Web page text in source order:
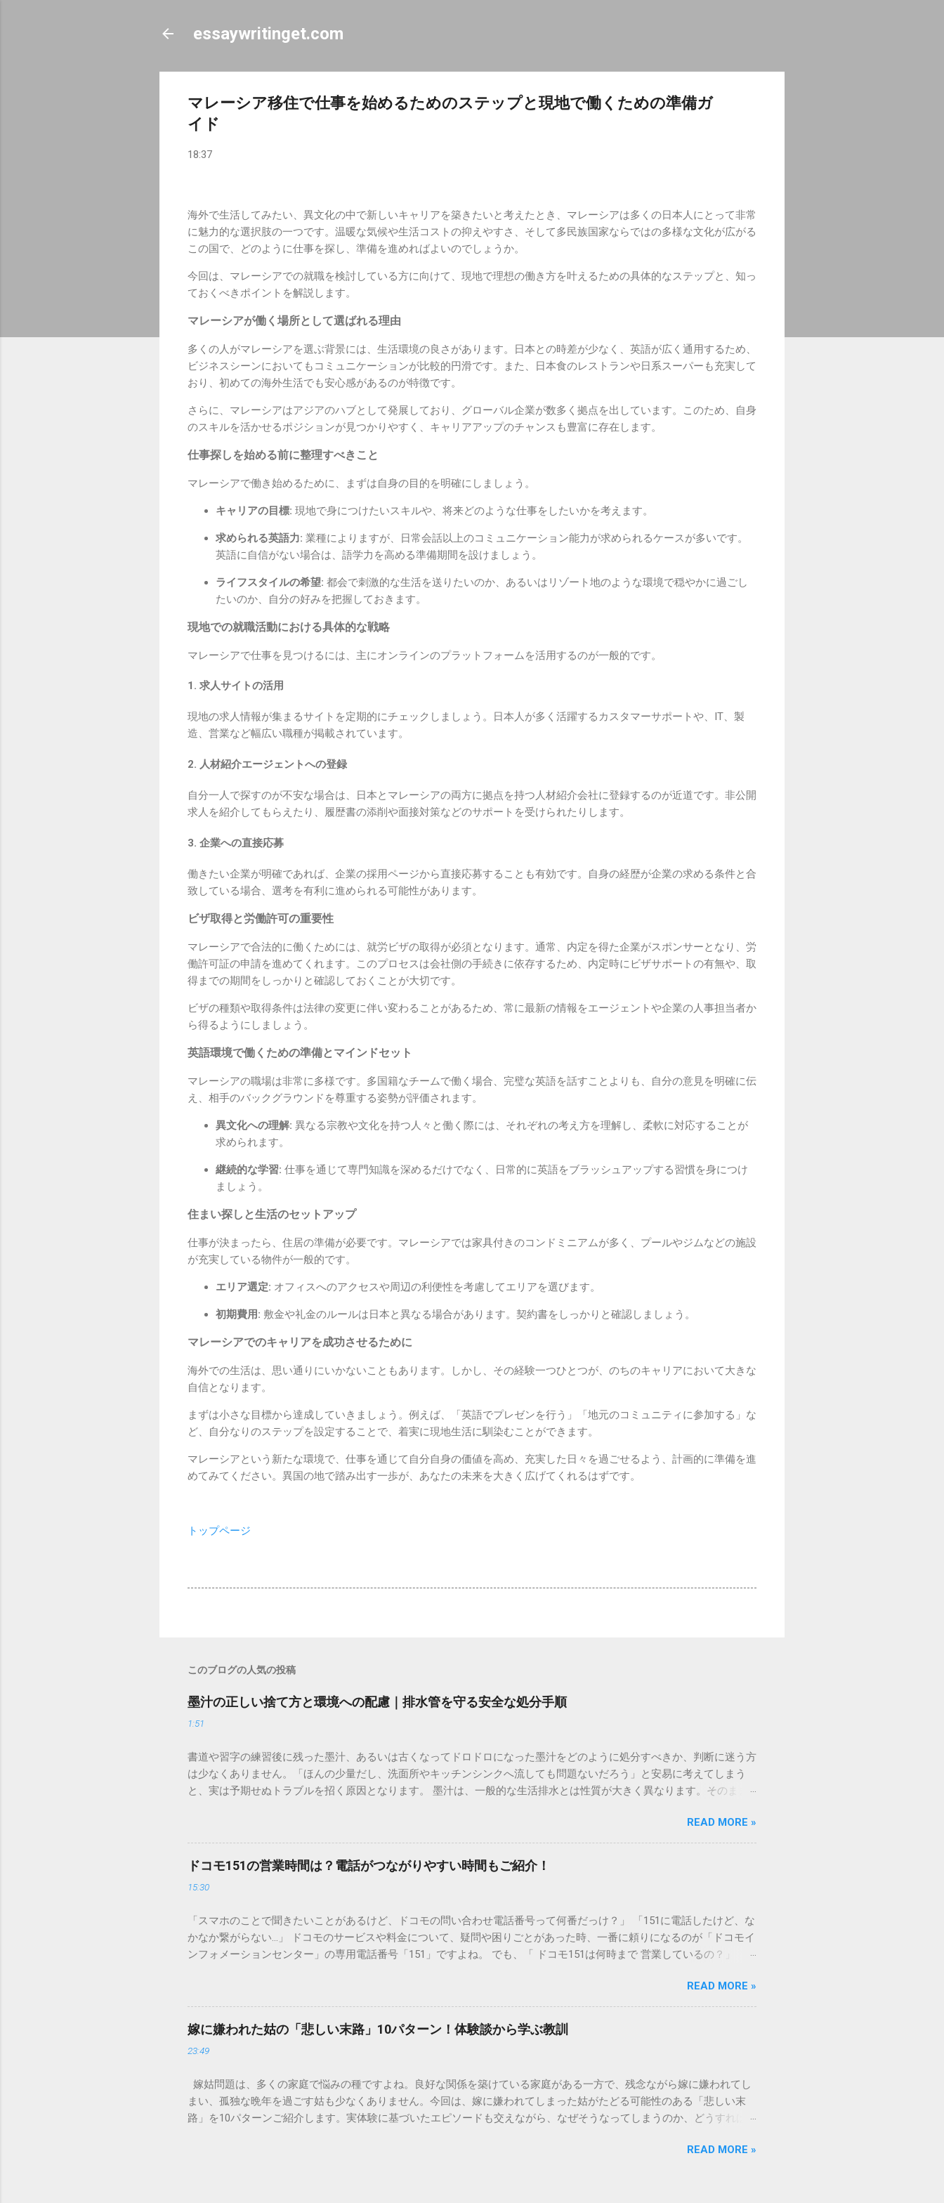
essaywritinget.com
マレーシア移住で仕事を始めるためのステップと現地で働くための準備ガ
イド
18:37
海外で生活してみたい、異文化の中で新しいキャリアを築きたいと考えたとき、マレーシアは多くの日本人にとって非常
に魅力的な選択肢の一つです。温暖な気候や生活コストの抑えやすさ、そして多民族国家ならではの多様な文化が広がる
この国で、どのように仕事を探し、準備を進めればよいのでしょうか。
今回は、マレーシアでの就職を検討している方に向けて、現地で理想の働き方を叶えるための具体的なステップと、知っ
ておくべきポイントを解説します。
マレーシアが働く場所として選ばれる理由
多くの人がマレーシアを選ぶ背景には、生活環境の良さがあります。日本との時差が少なく、英語が広く通用するため、
ビジネスシーンにおいてもコミュニケーションが比較的円滑です。また、日本食のレストランや日系スーパーも充実して
おり、初めての海外生活でも安心感があるのが特徴です。
さらに、マレーシアはアジアのハブとして発展しており、グローバル企業が数多く拠点を出しています。このため、自身
のスキルを活かせるポジションが見つかりやすく、キャリアアップのチャンスも豊富に存在します。
仕事探しを始める前に整理すべきこと
マレーシアで働き始めるために、まずは自身の目的を明確にしましょう。
キャリアの目標: 現地で身につけたいスキルや、将来どのような仕事をしたいかを考えます。
求められる英語力: 業種によりますが、日常会話以上のコミュニケーション能力が求められるケースが多いです。
英語に自信がない場合は、語学力を高める準備期間を設けましょう。
ライフスタイルの希望: 都会で刺激的な生活を送りたいのか、あるいはリゾート地のような環境で穏やかに過ごし
たいのか、自分の好みを把握しておきます。
現地での就職活動における具体的な戦略
マレーシアで仕事を見つけるには、主にオンラインのプラットフォームを活用するのが一般的です。
1. 求人サイトの活用
現地の求人情報が集まるサイトを定期的にチェックしましょう。日本人が多く活躍するカスタマーサポートや、IT、製
造、営業など幅広い職種が掲載されています。
2. 人材紹介エージェントへの登録
自分一人で探すのが不安な場合は、日本とマレーシアの両方に拠点を持つ人材紹介会社に登録するのが近道です。非公開
求人を紹介してもらえたり、履歴書の添削や面接対策などのサポートを受けられたりします。
3. 企業への直接応募
働きたい企業が明確であれば、企業の採用ページから直接応募することも有効です。自身の経歴が企業の求める条件と合
致している場合、選考を有利に進められる可能性があります。
ビザ取得と労働許可の重要性
マレーシアで合法的に働くためには、就労ビザの取得が必須となります。通常、内定を得た企業がスポンサーとなり、労
働許可証の申請を進めてくれます。このプロセスは会社側の手続きに依存するため、内定時にビザサポートの有無や、取
得までの期間をしっかりと確認しておくことが大切です。
ビザの種類や取得条件は法律の変更に伴い変わることがあるため、常に最新の情報をエージェントや企業の人事担当者か
ら得るようにしましょう。
英語環境で働くための準備とマインドセット
マレーシアの職場は非常に多様です。多国籍なチームで働く場合、完璧な英語を話すことよりも、自分の意見を明確に伝
え、相手のバックグラウンドを尊重する姿勢が評価されます。
異文化への理解: 異なる宗教や文化を持つ人々と働く際には、それぞれの考え方を理解し、柔軟に対応することが
求められます。
継続的な学習: 仕事を通じて専門知識を深めるだけでなく、日常的に英語をブラッシュアップする習慣を身につけ
ましょう。
住まい探しと生活のセットアップ
仕事が決まったら、住居の準備が必要です。マレーシアでは家具付きのコンドミニアムが多く、プールやジムなどの施設
が充実している物件が一般的です。
エリア選定: オフィスへのアクセスや周辺の利便性を考慮してエリアを選びます。
初期費用: 敷金や礼金のルールは日本と異なる場合があります。契約書をしっかりと確認しましょう。
マレーシアでのキャリアを成功させるために
海外での生活は、思い通りにいかないこともあります。しかし、その経験一つひとつが、のちのキャリアにおいて大きな
自信となります。
まずは小さな目標から達成していきましょう。例えば、「英語でプレゼンを行う」「地元のコミュニティに参加する」な
ど、自分なりのステップを設定することで、着実に現地生活に馴染むことができます。
マレーシアという新たな環境で、仕事を通じて自分自身の価値を高め、充実した日々を過ごせるよう、計画的に準備を進
めてみてください。異国の地で踏み出す一歩が、あなたの未来を大きく広げてくれるはずです。
トップページ
このブログの人気の投稿
墨汁の正しい捨て方と環境への配慮｜排水管を守る安全な処分手順
1:51
書道や習字の練習後に残った墨汁、あるいは古くなってドロドロになった墨汁をどのように処分すべきか、判断に迷う方
は少なくありません。「ほんの少量だし、洗面所やキッチンシンクへ流しても問題ないだろう」と安易に考えてしまう
と、実は予期せぬトラブルを招く原因となります。 墨汁は、一般的な生活排水とは性質が大きく異なります。そのまま
は、墨汁を安全かつ環境に優しい方法で処分するための手順と、容器を適切に分別する方法を徹底解説します。 墨汁を
「排水口に流してはいけない」3つの理由 墨汁の主成分は「煤（すす）」と「膠（にかわ）」、そして水です。これらは
非常に微細かつ独特の粘性を持っているため、下水処理や配管維持の観点から以下の問題が発生します。 1. 環境への深
刻な負荷 墨汁に含まれる煤の粒子は極めて微細です。現代の排水処理施設であっても、これらの微粒子を完全に分解・
除去することは容易ではありません。大量に流し続けると河川や海まで到達し、水質の濁りや生態系へ悪影響を及ぼすリ
質があります。排水管内で墨汁が冷えて付着すると、管の通り道を狭め、深刻な詰まりを引き起こします。特に築年数が
経過した住宅では配管トラブルが起きやすく、修理費用が高額になるケースも珍しくありません。 3. 頑固なシミと汚れ
の沈着 陶器やホーロー製のシンクに墨汁が付着すると、細かい粒子が素材の隙間に入り込み、取れない黒ずみとなりま
原因となります。 環境を守る！家庭でできる正しい墨汁の捨て方 家庭で墨汁を処分する際は、「液体として流さない」
ことが絶対ルールです。以下のいずれかの方法で「固形物」として処分してください。 手順1：新聞紙や古布に吸わせて
「可燃ごみ」へ 最も手軽で確実な方法は、液体を布や紙に吸わせて固形物に変えることです。 準備するもの： 古新聞、
READ MORE »
ドコモ151の営業時間は？電話がつながりやすい時間もご紹介！
15:30
「スマホのことで聞きたいことがあるけど、ドコモの問い合わせ電話番号って何番だっけ？」 「151に電話したけど、な
かなか繋がらない…」 ドコモのサービスや料金について、疑問や困りごとがあった時、一番に頼りになるのが「ドコモイ
ンフォメーションセンター」の専用電話番号「151」ですよね。 でも、「 ドコモ151は何時まで 営業しているの？」「
では、ドコモ151の営業時間や、電話が繋がりやすい時間帯、さらには電話がつながらない時の対処法をわかりやすく解
説します。 1. ドコモ151の営業時間は午前9時～午後8時 結論から言うと、ドコモのインフォメーションセンター「151」
の受付時間は、 午前9時から午後8時まで です。 年中無休で、土日祝日も営業しています。「 151 営業時間 」を気にす
る際、まず「夜8時まで」と覚えておけば、仕事帰りでも少し余裕を持って連絡することができますね。 この時間内であ
れば、ドコモの携帯電話から151にダイヤルすることで、無料でオペレーターに相談することができます。ただし、ドコ
151（無料） 一般電話・他社携帯から： 0120-800-000（無料） どちらの番号も、 151 営業時間 と同じく「午前9時～午
後8時」の受付となっています。 2. 【詳細解説】151は何時から何時まで？混雑を避けるコツ ここでは、さらに詳しく「
151は何時から 」「 151は何時まで 」といった検索意図に沿って、具体的なスケジュール感を見ていきましょう。 朝一
朝の早い段階で手続きを済ませたい方は多いですが、実は「 151 営業時間 」の開始直後である9時は、電話が集中しやす
READ MORE »
嫁に嫌われた姑の「悲しい末路」10パターン！体験談から学ぶ教訓
23:49
嫁姑問題は、多くの家庭で悩みの種ですよね。良好な関係を築けている家庭がある一方で、残念ながら嫁に嫌われてし
まい、孤独な晩年を過ごす姑も少なくありません。今回は、嫁に嫌われてしまった姑がたどる可能性のある「悲しい末
路」を10パターンご紹介します。実体験に基づいたエピソードも交えながら、なぜそうなってしまうのか、どうすれば
かれるのが、同居の破綻です。最初は良かれと思って始めた同居も、嫁との関係が悪化すると、家の中で常に緊張感が漂
READ MORE »